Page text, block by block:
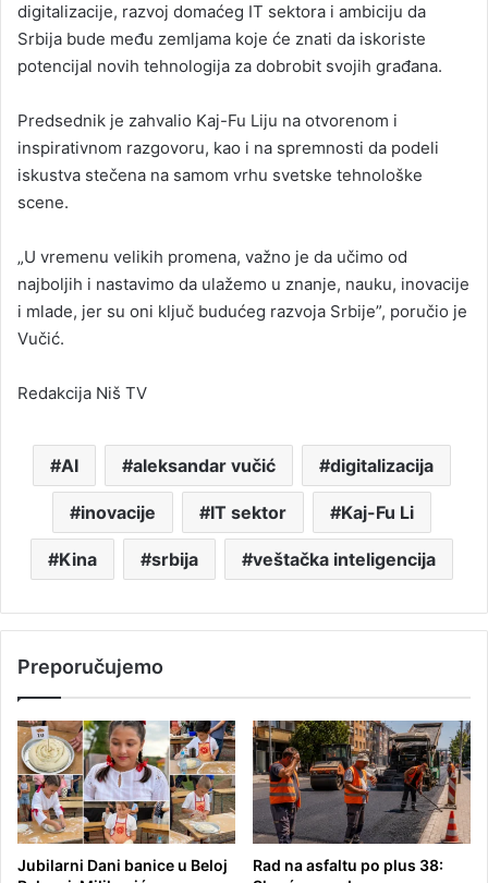
digitalizacije, razvoj domaćeg IT sektora i ambiciju da
Srbija bude među zemljama koje će znati da iskoriste
potencijal novih tehnologija za dobrobit svojih građana.
Predsednik je zahvalio Kaj-Fu Liju na otvorenom i
inspirativnom razgovoru, kao i na spremnosti da podeli
iskustva stečena na samom vrhu svetske tehnološke
scene.
„U vremenu velikih promena, važno je da učimo od
najboljih i nastavimo da ulažemo u znanje, nauku, inovacije
i mlade, jer su oni ključ budućeg razvoja Srbije”, poručio je
Vučić.
Redakcija Niš TV
AI aleksandar vučić digitalizacija
inovacije IT sektor Kaj-Fu Li
Kina srbija veštačka inteligencija
Preporučujemo
Jubilarni Dani banice u Beloj
Rad na asfaltu po plus 38: